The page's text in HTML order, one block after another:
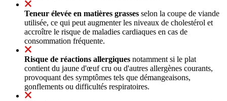
Teneur élevée en matières grasses selon la coupe de viande
utilisée, ce qui peut augmenter les niveaux de cholestérol et
accroître le risque de maladies cardiaques en cas de
consommation fréquente.
Risque de réactions allergiques notamment si le plat
contient du jaune d'œuf cru ou d'autres allergènes courants,
provoquant des symptômes tels que démangeaisons,
gonflements ou difficultés respiratoires.